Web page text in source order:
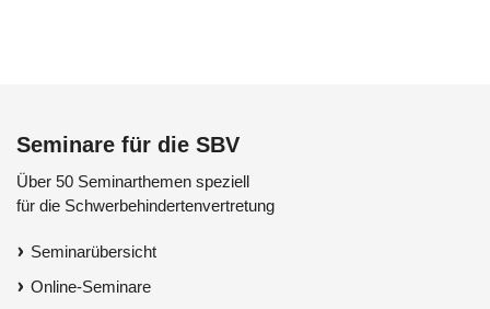
Seminare für die SBV
Über 50 Seminarthemen speziell
für die Schwerbehindertenvertretung
Seminarübersicht
Online-Seminare